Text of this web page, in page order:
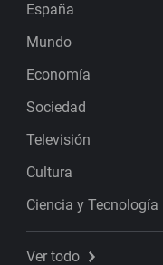
España
Mundo
Economía
Sociedad
Televisión
Cultura
Ciencia y Tecnología
Ver todo